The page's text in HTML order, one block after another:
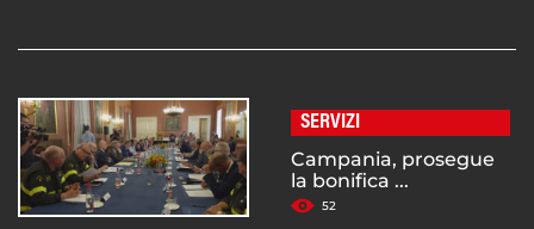
SERVIZI
Campania, prosegue
la bonifica ...
52